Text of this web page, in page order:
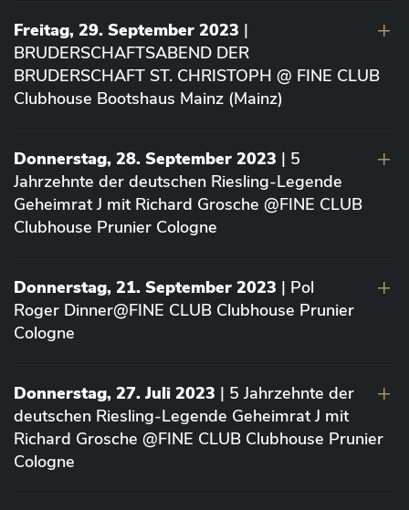
Freitag, 29. September 2023 |
BRUDERSCHAFTSABEND DER
BRUDERSCHAFT ST. CHRISTOPH @ FINE CLUB
Clubhouse Bootshaus Mainz (Mainz)
Donnerstag, 28. September 2023 | 5
Jahrzehnte der deutschen Riesling-Legende
Geheimrat J mit Richard Grosche @FINE CLUB
Clubhouse Prunier Cologne
Donnerstag, 21. September 2023 | Pol
Roger Dinner@FINE CLUB Clubhouse Prunier
Cologne
Donnerstag, 27. Juli 2023 | 5 Jahrzehnte der
deutschen Riesling-Legende Geheimrat J mit
Richard Grosche @FINE CLUB Clubhouse Prunier
Cologne